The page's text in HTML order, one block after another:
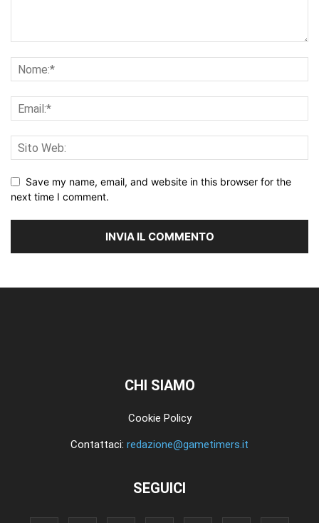
Save my name, email, and website in this browser for the
next time I comment.
CHI SIAMO
Cookie Policy
Contattaci: redazione@gametimers.it
SEGUICI